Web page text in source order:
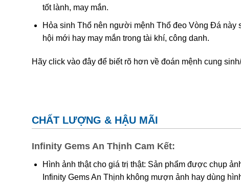
tốt lành, may mắn.
Hỏa sinh Thổ nên người mệnh Thổ đeo Vòng Đá
hội mới hay may mắn trong tài khí, công danh.
Hãy click vào đây để biết rõ hơn về đoán mệnh cung
CHẤT LƯỢNG & HẬU MÃI
Infinity Gems An Thịnh Cam Kết:
Hình ảnh thật cho giá trị thật: Sản phẩm được chụp
Infinity Gems An Thịnh không mượn ảnh hay dùng